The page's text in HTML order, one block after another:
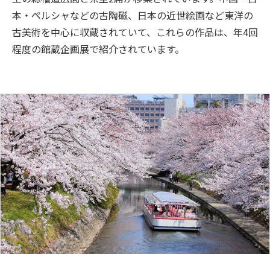
本・ペルシャなどの古陶磁、日本の近世絵画など東洋の
古美術を中心に収蔵されていて、これらの作品は、年4回
程度の館蔵企画展で紹介されています。